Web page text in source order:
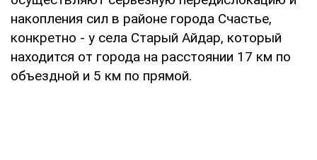
накопления сил в районе города Счастье,
конкретно - у села Старый Айдар, который
находится от города на расстоянии 17 км по
объездной и 5 км по прямой.